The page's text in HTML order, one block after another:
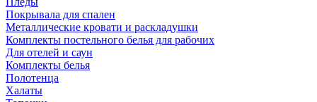
Покрывала для спален
Металлические кровати и раскладушки
Комплекты постельного белья для рабочих
Для отелей и саун
Комплекты белья
Полотенца
Халаты